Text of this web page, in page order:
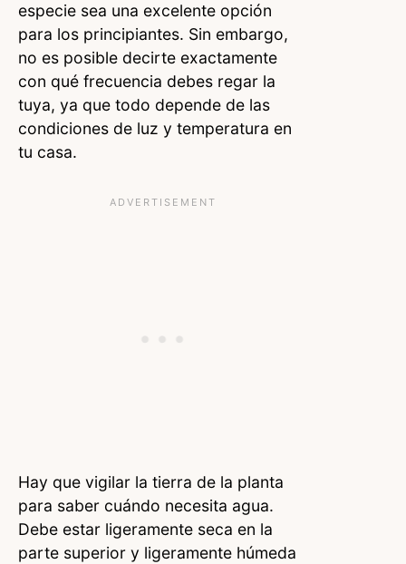
especie sea una excelente opción
para los principiantes. Sin embargo,
no es posible decirte exactamente
con qué frecuencia debes regar la
tuya, ya que todo depende de las
condiciones de luz y temperatura en
tu casa.
Hay que vigilar la tierra de la planta
para saber cuándo necesita agua.
Debe estar ligeramente seca en la
parte superior y ligeramente húmeda